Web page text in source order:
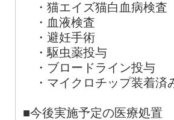
・猫エイズ猫白血病検
・血液
・避妊
・駆虫薬
・ブロードライ
・マイクロチップ装着済
■今後実施予定の医療処置